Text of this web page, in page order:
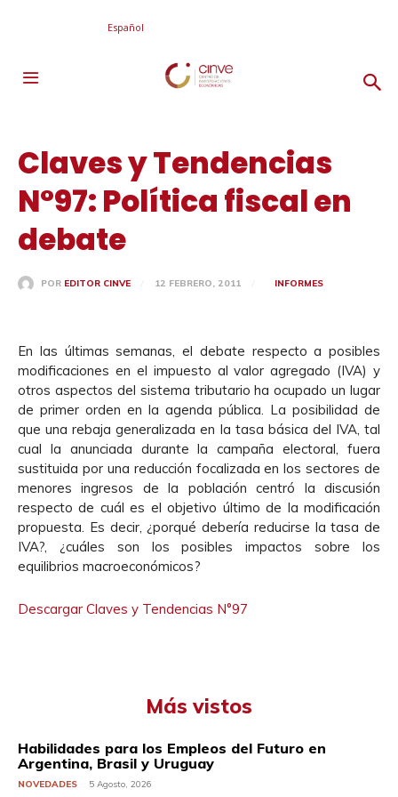
Español
Claves y Tendencias
N°97: Política fiscal en
debate
POR EDITOR CINVE 12 FEBRERO, 2011 INFORMES
En las últimas semanas, el debate respecto a posibles
modificaciones en el impuesto al valor agregado (IVA) y
otros aspectos del sistema tributario ha ocupado un lugar
de primer orden en la agenda pública. La posibilidad de
que una rebaja generalizada en la tasa básica del IVA, tal
cual la anunciada durante la campaña electoral, fuera
sustituida por una reducción focalizada en los sectores de
menores ingresos de la población centró la discusión
respecto de cuál es el objetivo último de la modificación
propuesta. Es decir, ¿porqué debería reducirse la tasa de
IVA?, ¿cuáles son los posibles impactos sobre los
equilibrios macroeconómicos?
Descargar Claves y Tendencias N°97
Más vistos
Habilidades para los Empleos del Futuro en
Argentina, Brasil y Uruguay
NOVEDADES 5 Agosto, 2026